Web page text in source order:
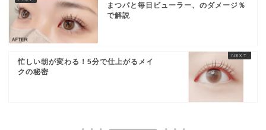
まつパと毎日ビューラー、のダメージ％
で解説
忙しい朝が変わる！5分で仕上がるメイ
クの秘密